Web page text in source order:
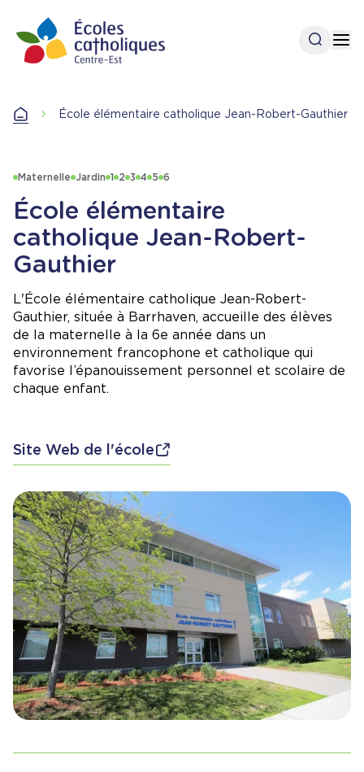
contenu
principal
Ouvrir
AccueilÉcole élémentaire catholique Jean-Robert-Gauthier
Maternelle Jardin 1 2 3 4 5 6
École élémentaire
catholique Jean-Robert-
Gauthier
L'École élémentaire catholique Jean-Robert-
Gauthier, située à Barrhaven, accueille des élèves
de la maternelle à la 6e année dans un
environnement francophone et catholique qui
favorise l’épanouissement personnel et scolaire de
chaque enfant.
Site Web de l'école